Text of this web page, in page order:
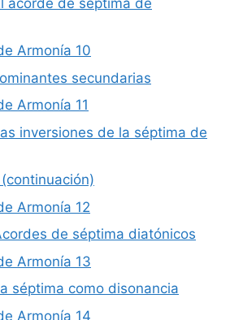
Armonía 10
secundarias
Armonía 11
inversiones de la séptima de
Armonía 12
de séptima diatónicos
Armonía 13
séptima como disonancia
Armonía 14